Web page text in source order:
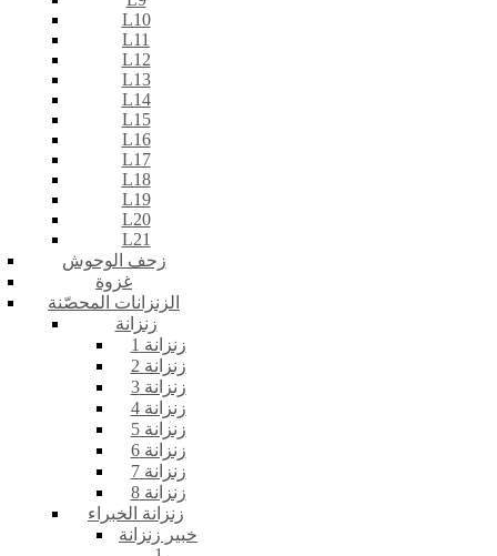
L10
L11
L12
L13
L14
L15
L16
L17
L18
L19
L20
L21
زحف الوحوش
غزوة
الزنزانات المحصّنة
زنزانة
زنزانة 1
زنزانة 2
زنزانة 3
زنزانة 4
زنزانة 5
زنزانة 6
زنزانة 7
زنزانة 8
زنزانة الخبراء
خبير زنزانة